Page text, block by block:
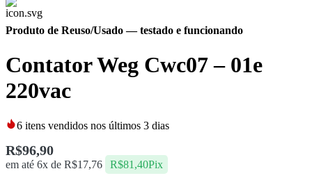
Produto de Reuso/Usado— testado e funcionando
Contator Weg Cwc07 – 01e
220vac
6 itens vendidos nos últimos 3 dias
R$96,90
em até 6x de R$17,76 R$81,40Pix